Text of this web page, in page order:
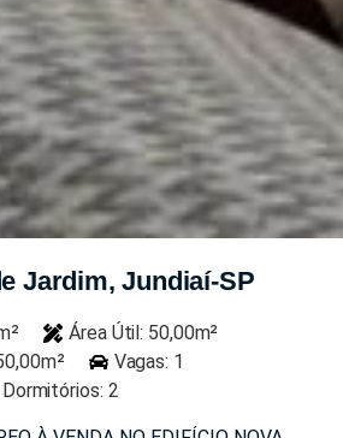
Jardim, Jundiaí-SP
Área Útil: 50,00m²
Vagas: 1
Dormitórios: 2